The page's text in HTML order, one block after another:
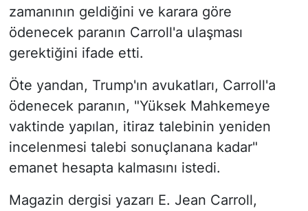
zamanının geldiğini ve karara göre
ödenecek paranın Carroll'a ulaşması
gerektiğini ifade etti.
Öte yandan, Trump'ın avukatları, Carroll'a
ödenecek paranın, "Yüksek Mahkemeye
vaktinde yapılan, itiraz talebinin yeniden
incelenmesi talebi sonuçlanana kadar"
emanet hesapta kalmasını istedi.
Magazin dergisi yazarı E. Jean Carroll,